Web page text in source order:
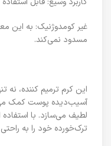
غیر کومدوژنیک: به این
مسدود نمی‌کند.
این کرم ترمیم کننده، نه
آسیب‌دیده پوست کمک
لطیف می‌سازد. با
ترک‌خورده خود را به